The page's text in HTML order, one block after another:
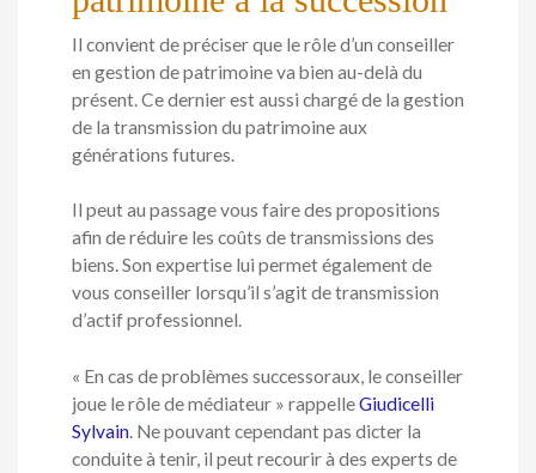
Il convient de préciser que le rôle d’un conseiller
en gestion de patrimoine va bien au-delà du
présent. Ce dernier est aussi chargé de la gestion
de la transmission du patrimoine aux
générations futures.
Il peut au passage vous faire des propositions
afin de réduire les coûts de transmissions des
biens. Son expertise lui permet également de
vous conseiller lorsqu’il s’agit de transmission
d’actif professionnel.
« En cas de problèmes successoraux, le conseiller
joue le rôle de médiateur » rappelleGiudicelli
Sylvain. Ne pouvant cependant pas dicter la
conduite à tenir, il peut recourir à des experts de